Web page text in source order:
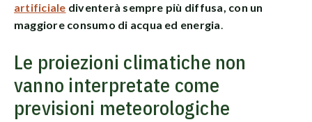
artificiale diventerà sempre più diffusa, con un
maggiore consumo di acqua ed energia.
Le proiezioni climatiche non
vanno interpretate come
previsioni meteorologiche